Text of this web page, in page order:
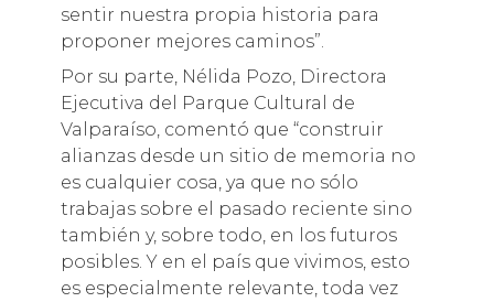
sentir nuestra propia historia para
proponer mejores caminos”.
Por su parte, Nélida Pozo, Directora
Ejecutiva del Parque Cultural de
Valparaíso, comentó que “construir
alianzas desde un sitio de memoria no
es cualquier cosa, ya que no sólo
trabajas sobre el pasado reciente sino
también y, sobre todo, en los futuros
posibles. Y en el país que vivimos, esto
es especialmente relevante, toda vez